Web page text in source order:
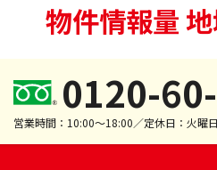
物件情報量
0120-
営業時間：10:00～18:00／定休日：火曜